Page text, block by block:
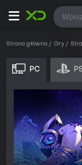
Strona główna Gry
PC